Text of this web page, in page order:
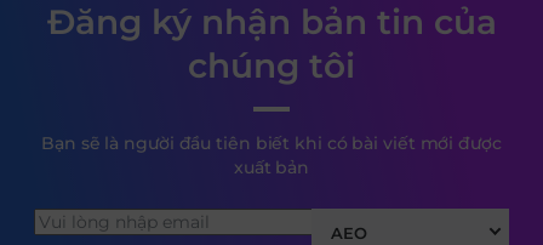
Đăng ký nhận bản tin của
chúng tôi
Bạn sẽ là người đầu tiên biết khi có bài viết mới được
xuất bản
AEO